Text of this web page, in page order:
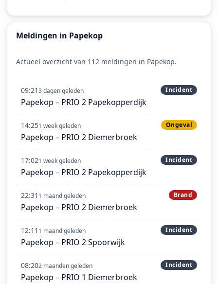
Meldingen in Papekop
Actueel overzicht van 112 meldingen in Papekop.
09:213 dagen geleden Incident
Papekop – PRIO 2 Papekopperdijk
14:251 week geleden Ongeval
Papekop – PRIO 2 Diemerbroek
17:021 week geleden Incident
Papekop – PRIO 2 Papekopperdijk
22:31 1 maand geleden Brand
Papekop – PRIO 2 Diemerbroek
12:11 1 maand geleden Incident
Papekop – PRIO 2 Spoorwijk
08:202 maanden geleden Incident
Papekop – PRIO 1 Diemerbroek